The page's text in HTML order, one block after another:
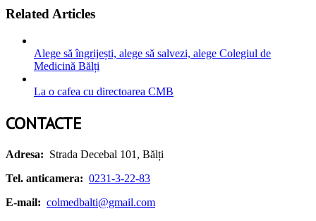
Related Articles
Alege să îngrijești, alege să salvezi, alege Colegiul de
Medicină Bălți
La o cafea cu directoarea CMB
CONTACTE
Adresa: Strada Decebal 101, Bălți
Tel. anticamera: 0231-3-22-83
E-mail: colmedbalti@gmail.com